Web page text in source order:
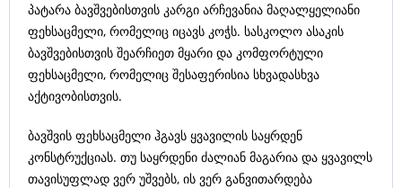
პატარა ბავშვებისთვის კარგი არჩევანია მაღალყელიანი
ფეხსაცმელი, რომელიც იცავს კოჭს. სასკოლო ასაკის
ბავშვებისთვის შეარჩიეთ მყარი და კომფორტული
ფეხსაცმელი, რომელიც შესაფერისია სხვადასხვა
აქტივობისთვის.
ბავშვის ფეხსაცმელი ჰგავს ყვავილის საყრდენ
კონსტრუქციას. თუ საყრდენი ძალიან მაგარია და ყვავილს
თავისუფლად ვერ უშვებს, ის ვერ განვითარდება